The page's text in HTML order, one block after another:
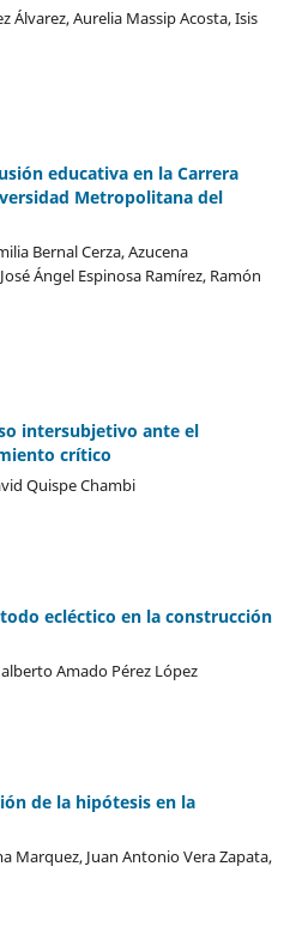
Álvarez, Aurelia Massip Acosta, Isis
educativa en la Carrera
Metropolitana del
Bernal Cerza, Azucena
Ángel Espinosa Ramírez, Ramón
intersubjetivo ante el
crítico
Quispe Chambi
ecléctico en la construcción
Amado Pérez López
de la hipótesis en la
Marquez, Juan Antonio Vera Zapata,